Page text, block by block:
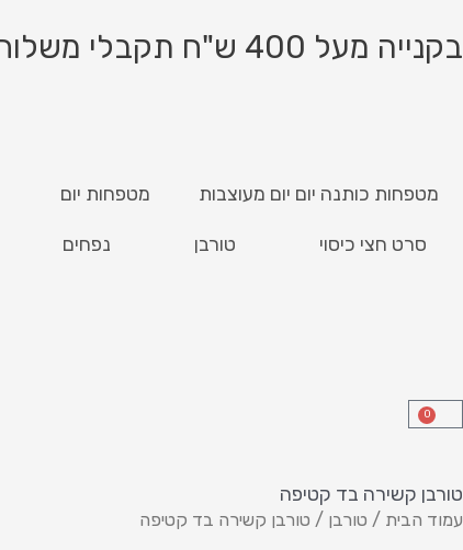
לתוכן
בקנייה מעל 400 ש"ח תקבלי משלוח בחינם!
מטפחות כותנה יום יום מעוצבות מטפחות יום
סרט חצי כיסוי טורבן נפחים
0
עגלת
טורבן קשירה בד קטיפה
עמוד הבית / טורבן / טורבן קשירה בד קטיפה